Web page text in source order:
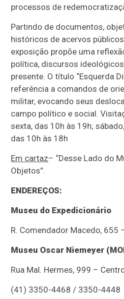
processos de
Partindo de documentos,
históricos de acervos públicos
exposição propõe uma
política, discursos
presente. O título “Esquerda
referência a comandos de
militar, evocando seus
campo político e social.
sexta, das 10h às 19h;
das 10h às 18h
Em cartaz– “Desse Lado do
Objetos”.
ENDEREÇOS:
Museu do Expedicionário
R. Comendador Macedo, 655
Museu Oscar Niemeyer
Rua Mal. Hermes, 999 –
(41) 3350-4468 / 3350-4448